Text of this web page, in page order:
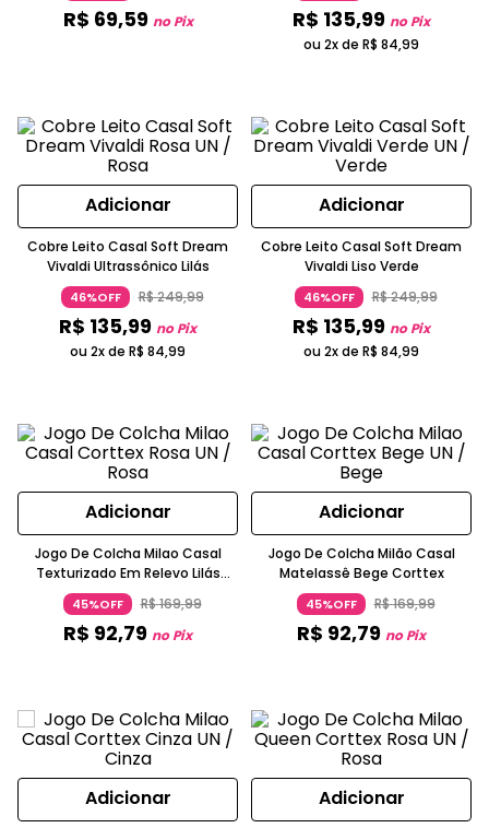
R$ 69,59 no Pix R$ 135,99 no Pix
ou 2x de R$ 84,99
Adicionar
Cobre Leito Casal Soft Dream
Vivaldi Ultrassônico Lilás
46%OFF R$249,99
R$ 135,99 no Pix
ou 2x de R$ 84,99
Adicionar
Cobre Leito Casal Soft Dream
Vivaldi Liso Verde
46%OFF R$249,99
R$ 135,99 no Pix
ou 2x de R$ 84,99
Adicionar
Jogo De Colcha Milao Casal
Texturizado Em Relevo Lilás
Corttex
45%OFF R$169,99
R$ 92,79 no Pix
Adicionar
Jogo De Colcha Milão Casal
Matelassê Bege Corttex
45%OFF R$169,99
R$ 92,79 no Pix
Adicionar Adicionar